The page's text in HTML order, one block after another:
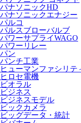
パナソニックHD
パナソニックエナジー
パルコ
パルスブローバルブ
パワーサプライWAGO
パワーリレー
パン
パンチ工業
ヒューマンファシリテ
ヒロセ電機
ビオラル
ビジネス
ビジネスモデル
ビックカメラ
ビッグデータ・統計